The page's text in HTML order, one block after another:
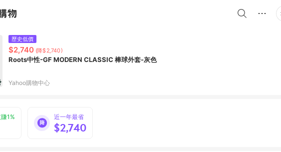
歷史低價
$2,740 (降$2,740)
Roots中性-GF MODERN CLASSIC 棒球外套-灰色
Yahoo購物中心
1% 近一年最省
$2,740